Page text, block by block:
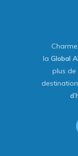
la Global
plus de